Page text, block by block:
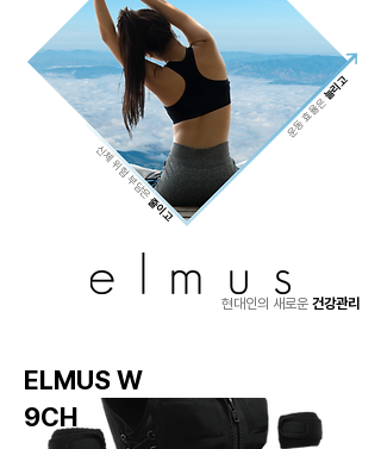
신체 위험 부담은
줄이고
운동 효율은
늘리고
현대인의 새로운 건강관리
ELMUS W
9CH